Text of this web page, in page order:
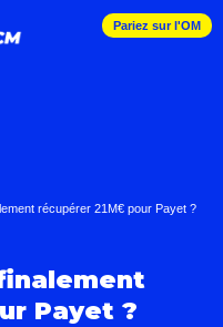
Pariez sur l'OM
récupérer 21M€ pour Payet ?
Payet ?